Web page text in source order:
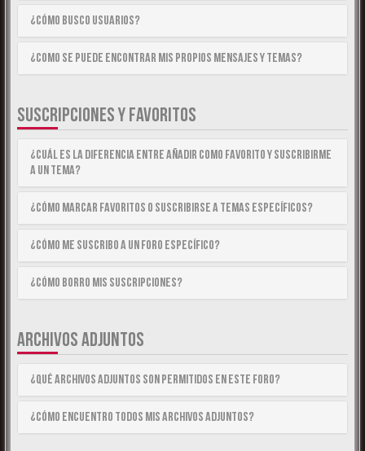
¿Cómo busco usuarios?
¿Como se puede encontrar mis propios mensajes y temas?
SUSCRIPCIONES Y FAVORITOS
¿Cuál es la diferencia entre añadir como Favorito y suscribirme
a un tema?
¿Cómo marcar Favoritos o suscribirse a temas específicos?
¿Cómo me suscribo a un foro específico?
¿Cómo borro mis suscripciones?
ARCHIVOS ADJUNTOS
¿Qué archivos adjuntos son permitidos en este foro?
¿Cómo encuentro todos mis archivos adjuntos?